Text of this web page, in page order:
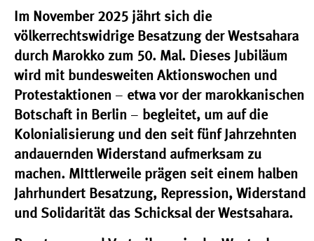
Im November 2025 jährt sich die
völkerrechtswidrige Besatzung der Westsahara
durch Marokko zum 50. Mal. Dieses Jubiläum
wird mit bundesweiten Aktionswochen und
Protestaktionen – etwa vor der marokkanischen
Botschaft in Berlin – begleitet, um auf die
Kolonialisierung und den seit fünf Jahrzehnten
andauernden Widerstand aufmerksam zu
machen. MIttlerweile prägen seit einem halben
Jahrhundert Besatzung, Repression, Widerstand
und Solidarität das Schicksal der Westsahara.